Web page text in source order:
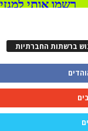
ברשתות החברתיות